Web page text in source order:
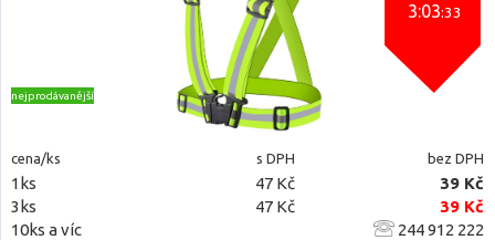
3:03:32
nejprodávanější
cena/ks s DPH bez DPH
1ks 47 Kč
39 Kč
3ks
47 Kč
39 Kč
10ks a víc
244 912 222